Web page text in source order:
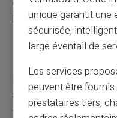
précis.
Étude de cas : Des
Prenons l'exemple de
avec des clients
compte en ligne dans
unique garantit une
sécurisée,
large éventail de
Les services
peuvent être
prestataires tiers,